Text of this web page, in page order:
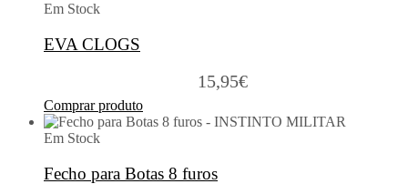
Em Stock
EVA CLOGS
15,95€
Comprar produto
Em Stock
Fecho para Botas 8 furos